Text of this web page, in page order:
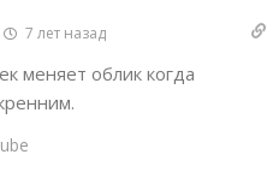
7 лет назад
меняет облик когда